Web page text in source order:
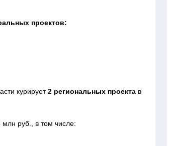
проектов:
курирует2 региональных проекта в
руб., в том числе: